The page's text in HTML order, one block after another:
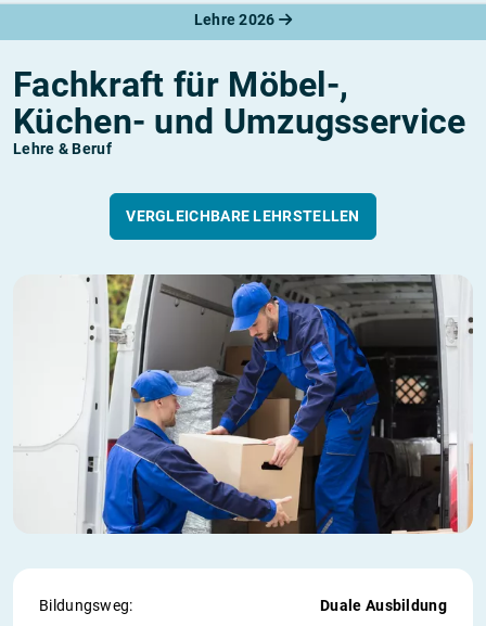
Lehre 2026
Fachkraft für Möbel-,
Küchen- und Umzugsservice
Lehre & Beruf
VERGLEICHBARE LEHRSTELLEN
Bildungsweg:
Duale Ausbildung